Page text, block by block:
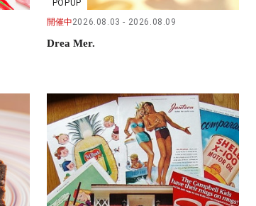
POPUP
開催中2026.08.03 2026.08.09
Drea Mer.